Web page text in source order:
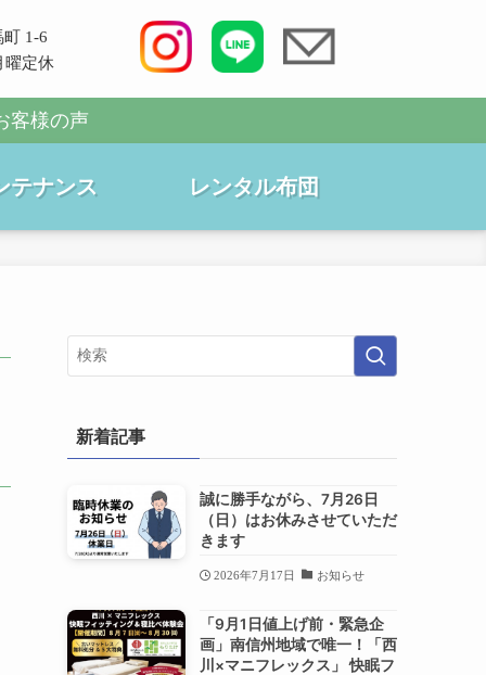
1-6
曜定休
客様の声
テナンス レンタル布団
新着記事
誠に勝手ながら、7月26日
（日）はお休みさせていただ
きます
2026年7月17日 お知らせ
「9月1日値上げ前・緊急企
画」南信州地域で唯一！「西
川×マニフレックス」 快眠フ